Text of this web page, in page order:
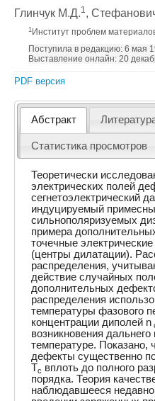
Глинчук М.Д.1,
1 Институт проблем
Поступила в редакцию: 6 мая
Выставление онлайн: 20
PDF версия
Абстракт
Статистика просмотров
Теоретически
электрических полей
сегнетоэлектрический
индуцируемый
сильнополяризуемых
примера
точечные
(центры дилатации).
распределения,
действие случайных
дополнительных
распределения
температуры фазового
концентрации диполей n
возникновения
температуре. Показано,
дефекты существенно
Tc вплоть до полного
порядка. Теория
наблюдавшееся